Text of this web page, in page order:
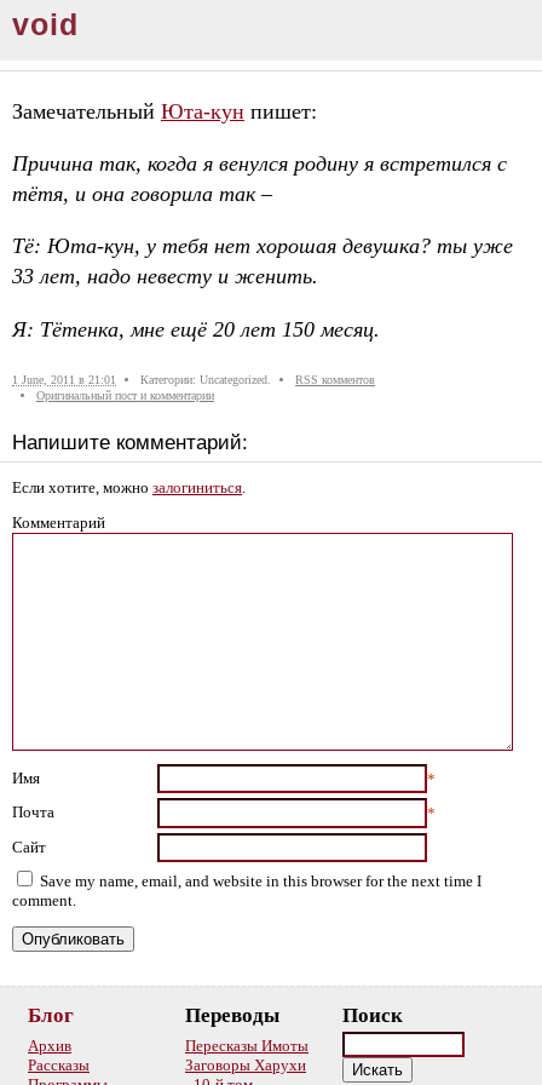
void
Замечательный Юта-кун пишет:
Причина так, когда я венулся родину я встретился с
тётя, и она говорила так –
Тё: Юта-кун, у тебя нет хорошая девушка? ты уже
33 лет, надо невесту и женить.
Я: Тётенка, мне ещё 20 лет 150 месяц.
1 June, 2011 в 21:01 Категории: Uncategorized.
RSS комментов
Оригинальный пост и комментарии
Напишите комментарий:
Если хотите, можно залогиниться
Комментарий
Имя
*
Почта
*
Сайт
Save my name, email, and website in this browser for the next time I
comment.
Блог
Архив
Рассказы
Переводы
Пересказы Имоты
Заговоры Харухи
Поиск